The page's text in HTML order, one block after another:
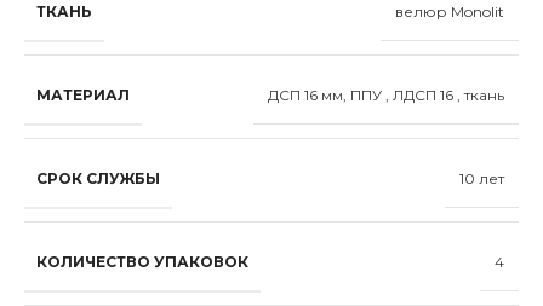
ТКАНЬ велюр Monolit
МАТЕРИАЛ ДСП 16 мм, ППУ , ЛДСП 16 , ткань
СРОК СЛУЖБЫ 10 лет
КОЛИЧЕСТВО УПАКОВОК 4